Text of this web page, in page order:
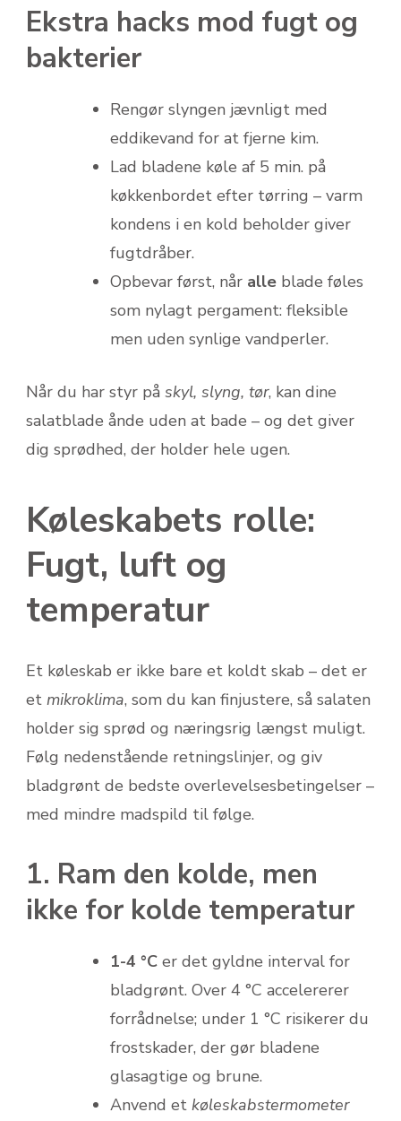
Ekstra hacks mod fugt og
bakterier
Rengør slyngen jævnligt med
eddikevand for at fjerne kim.
Lad bladene køle af 5 min. på
køkkenbordet efter tørring – varm
kondens i en kold beholder giver
fugtdråber.
Opbevar først, når alle blade føles
som nylagt pergament: fleksible
men uden synlige vandperler.
Når du har styr på skyl, slyng, tør, kan dine
salatblade ånde uden at bade – og det giver
dig sprødhed, der holder hele ugen.
Køleskabets rolle:
Fugt, luft og
temperatur
Et køleskab er ikke bare et koldt skab – det er
et mikroklima, som du kan finjustere, så salaten
holder sig sprød og næringsrig længst muligt.
Følg nedenstående retningslinjer, og giv
bladgrønt de bedste overlevelsesbetingelser –
med mindre madspild til følge.
1. Ram den kolde, men
ikke for kolde temperatur
1-4 °C er det gyldne interval for
bladgrønt. Over 4 °C accelererer
forrådnelse; under 1 °C risikerer du
frostskader, der gør bladene
glasagtige og brune.
Anvend et køleskabstermometer